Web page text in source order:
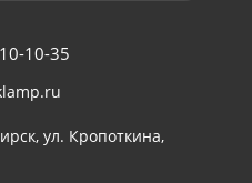
10-35
ул. Кропоткина,